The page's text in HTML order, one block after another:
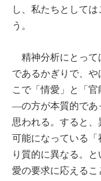
し、私たちとして
う。
精神分析にとって
であるかぎりで、
こで「情愛」と「
―の方が本質的であ
思われる。すると
可能になっている
り質的に異なる。
愛の要求に応える